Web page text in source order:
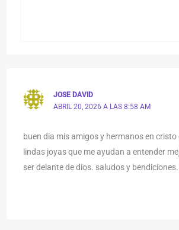
JOSE DAVID
ABRIL 20, 2026 A LAS 8:58 AM
buen dia mis amigos y hermanos en
lindas joyas que me ayudan a entender
ser delante de dios. saludos y bendiciones.